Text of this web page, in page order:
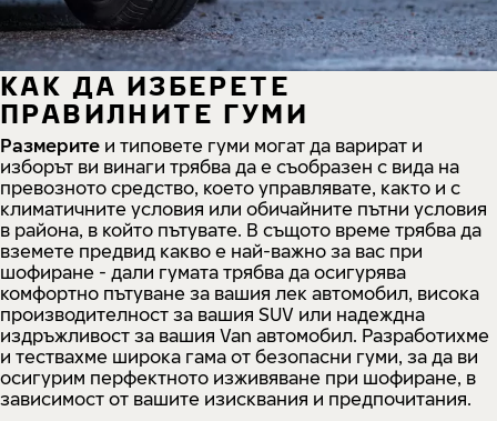
КАК ДА ИЗБЕРЕТЕ
ПРАВИЛНИТЕ ГУМИ
Размерите и типовете гуми могат да варират и
изборът ви винаги трябва да е съобразен с вида на
превозното средство, което управлявате, както и с
климатичните условия или обичайните пътни условия
в района, в който пътувате. В същото време трябва да
вземете предвид какво е най-важно за вас при
шофиране - дали гумата трябва да осигурява
комфортно пътуване за вашия лек автомобил, висока
производителност за вашия SUV или надеждна
издръжливост за вашия Van автомобил. Разработихме
и тествахме широка гама от безопасни гуми, за да ви
осигурим перфектното изживяване при шофиране, в
зависимост от вашите изисквания и предпочитания.